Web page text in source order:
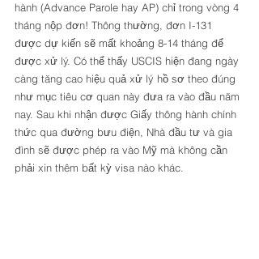
hành (Advance Parole hay AP) chỉ trong vòng 4
tháng nộp đơn! Thông thường, đơn I-131
được dự kiến sẽ mất khoảng 8-14 tháng để
được xử lý. Có thể thấy USCIS hiện đang ngày
càng tăng cao hiệu quả xử lý hồ sơ theo đúng
như mục tiêu cơ quan này đưa ra vào đầu năm
nay. Sau khi nhận được Giấy thông hành chính
thức qua đường bưu điện, Nhà đầu tư và gia
đình sẽ được phép ra vào Mỹ mà không cần
phải xin thêm bất kỳ visa nào khác.